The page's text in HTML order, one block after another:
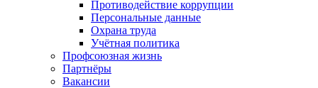
Противодействие коррупции
Персональные данные
Охрана труда
Учётная политика
Профсоюзная жизнь
Партнёры
Вакансии